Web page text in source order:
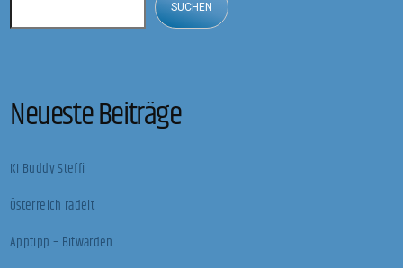
SUCHEN
Neueste Beiträge
KI Buddy Steffi
Österreich radelt
Apptipp – Bitwarden